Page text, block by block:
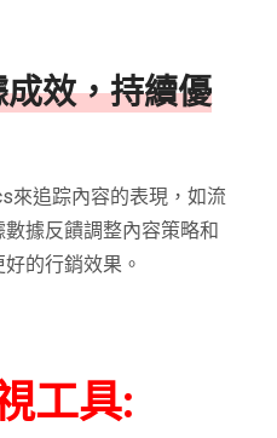
效，持續優
來追踪內容的表現，如流
據反饋調整內容策略和
的行銷效果。
工具: